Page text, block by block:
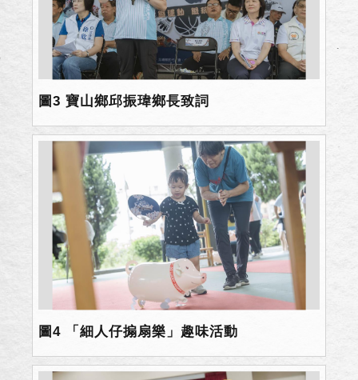
圖3 寶山鄉邱振瑋鄉長致詞
圖4 「細人仔搧扇樂」趣味活動